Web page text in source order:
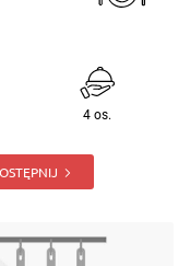
4 os.